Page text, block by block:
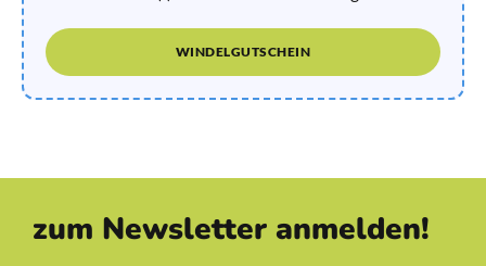
WINDELGUTSCHEIN
zum Newsletter anmelden!